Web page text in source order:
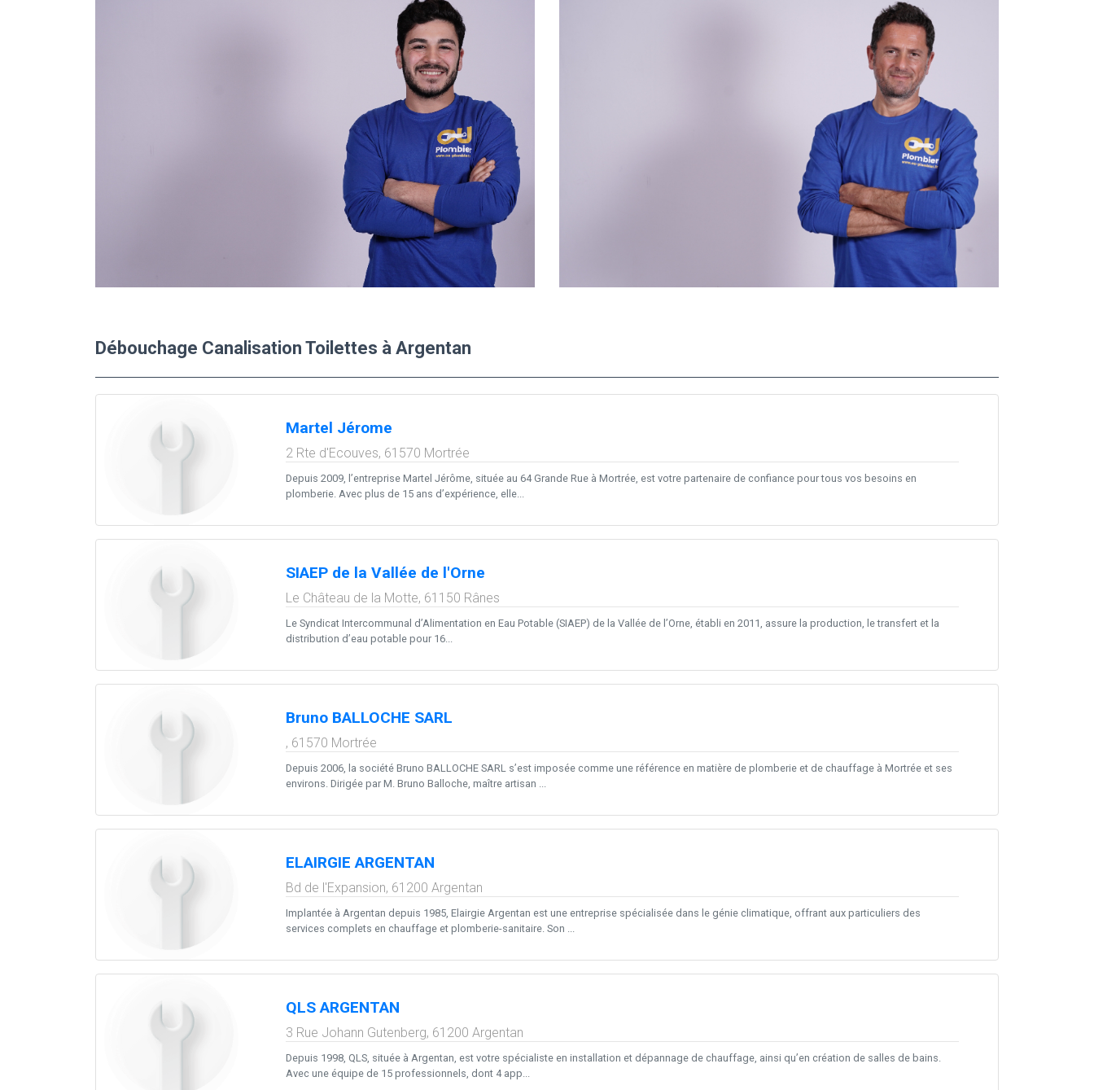
Débouchage Canalisation Toilettes à Argentan
Martel Jérome
2 Rte d'Ecouves, 61570 Mortrée
Depuis 2009, l’entreprise Martel Jérôme, située au 64 Grande Rue à Mortrée, est votre partenaire de confiance pour tous vos besoins en
plomberie. Avec plus de 15 ans d’expérience, elle...
SIAEP de la Vallée de l'Orne
Le Château de la Motte, 61150 Rânes
Le Syndicat Intercommunal d’Alimentation en Eau Potable (SIAEP) de la Vallée de l’Orne, établi en 2011, assure la production, le transfert et la
distribution d’eau potable pour 16...
Bruno BALLOCHE SARL
, 61570 Mortrée
Depuis 2006, la société Bruno BALLOCHE SARL s’est imposée comme une référence en matière de plomberie et de chauffage à Mortrée et ses
environs. Dirigée par M. Bruno Balloche, maître artisan ...
ELAIRGIE ARGENTAN
Bd de l'Expansion, 61200 Argentan
Implantée à Argentan depuis 1985, Elairgie Argentan est une entreprise spécialisée dans le génie climatique, offrant aux particuliers des
services complets en chauffage et plomberie-sanitaire. Son ...
QLS ARGENTAN
3 Rue Johann Gutenberg, 61200 Argentan
Depuis 1998, QLS, située à Argentan, est votre spécialiste en installation et dépannage de chauffage, ainsi qu’en création de salles de bains.
Avec une équipe de 15 professionnels, dont 4 app...